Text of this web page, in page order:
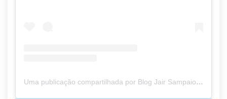
Uma publicação compartilhada por Blog Jair Sampaio (@blogjairsampaio_)